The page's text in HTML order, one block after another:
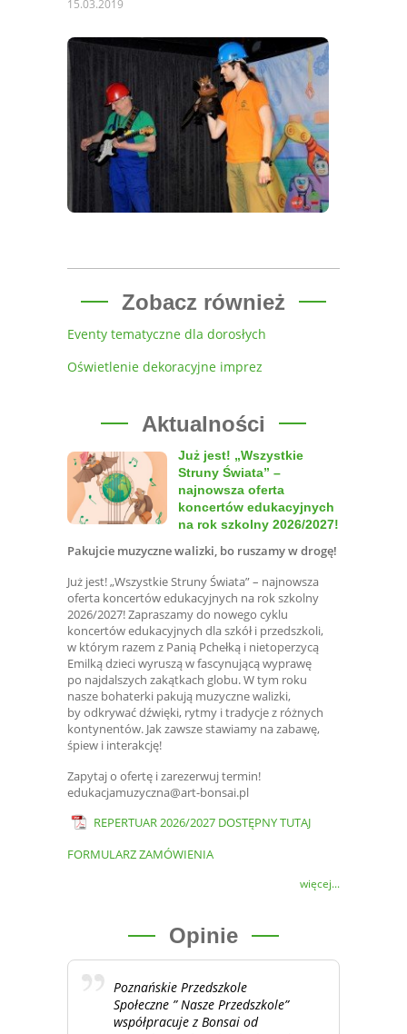
15.03.2019
Zobacz również
Eventy tematyczne dla dorosłych
Oświetlenie dekoracyjne imprez
Aktualności
Już jest! „Wszystkie
Struny Świata” –
najnowsza oferta
koncertów edukacyjnych
na rok szkolny 2026/2027!
Pakujcie muzyczne walizki, bo ruszamy w drogę!
Już jest! „Wszystkie Struny Świata” – najnowsza
oferta koncertów edukacyjnych na rok szkolny
2026/2027! Zapraszamy do nowego cyklu
koncertów edukacyjnych dla szkół i przedszkoli,
w którym razem z Panią Pchełką i nietoperzycą
Emilką dzieci wyruszą w fascynującą wyprawę
po najdalszych zakątkach globu. W tym roku
nasze bohaterki pakują muzyczne walizki,
by odkrywać dźwięki, rytmy i tradycje z różnych
kontynentów. Jak zawsze stawiamy na zabawę,
śpiew i interakcję!
Zapytaj o ofertę i zarezerwuj termin!
edukacjamuzyczna@art-bonsai.pl
REPERTUAR 2026/2027 DOSTĘPNY TUTAJ
FORMULARZ ZAMÓWIENIA
więcej...
Opinie
Poznańskie Przedszkole
Społeczne ” Nasze Przedszkole”
współpracuje z Bonsai od